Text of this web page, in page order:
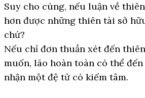
Suy cho cùng, nếu luận về
hơn được những thiên tài sở
chứ?
Nếu chỉ đơn thuần xét đến
muốn, lão hoàn toàn có thể
nhận một đệ tử có kiếm tâm.